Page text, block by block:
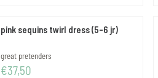
pink sequins twirl dress (5-6 jr)
Merk:
great pretenders
Prijs: 37,50
€37,50